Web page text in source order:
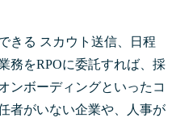
きる スカウト送信、日程
務をRPOに委託すれば、採
ンボーディングといったコ
者がいない企業や、人事が